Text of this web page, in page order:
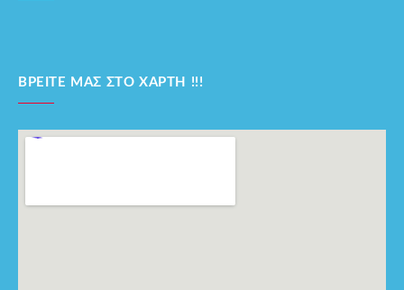
ΒΡΕΊΤΕ ΜΑΣ ΣΤΟ ΧΆΡΤΗ !!!